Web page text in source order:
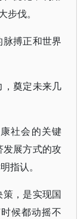
伐。
搏正和世界
奠定未来几
社会的关键
展方式的攻
指认。
，是实现国
候都动摇不